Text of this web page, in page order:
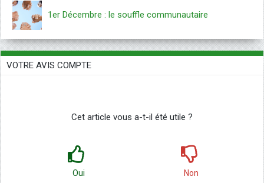
1er Décembre : le souffle communautaire
VOTRE AVIS COMPTE
Cet article vous a-t-il été utile ?
Oui Non